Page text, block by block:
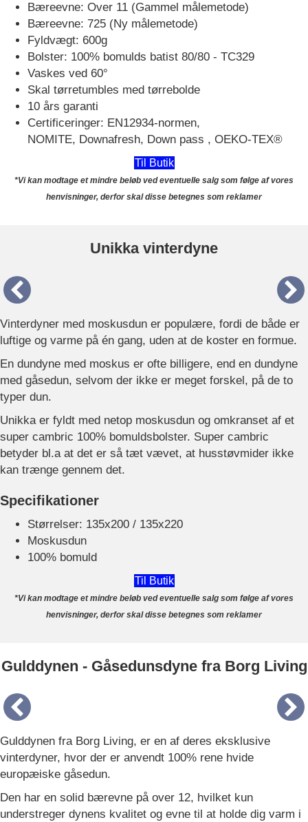
Bæreevne: Over 11 (Gammel målemetode)
Bæreevne: 725 (Ny målemetode)
Fyldvægt: 600g
Bolster: 100% bomulds batist 80/80 - TC329
Vaskes ved 60°
Skal tørretumbles med tørrebolde
10 års garanti
Certificeringer: EN12934-normen,
NOMITE, Downafresh, Down pass , OEKO-TEX®
Til Butik
*Vi kan modtage et mindre beløb ved eventuelle salg som følge af vores
henvisninger, derfor skal disse betegnes som reklamer
Unikka vinterdyne
Vinterdyner med moskusdun er populære, fordi de både er
luftige og varme på én gang, uden at de koster en formue.
En dundyne med moskus er ofte billigere, end en dundyne
med gåsedun, selvom der ikke er meget forskel, på de to
typer dun.
Unikka er fyldt med netop moskusdun og omkranset af et
super cambric 100% bomuldsbolster. Super cambric
betyder bl.a at det er så tæt vævet, at husstøvmider ikke
kan trænge gennem det.
Specifikationer
Størrelser: 135x200 / 135x220
Moskusdun
100% bomuld
Til Butik
*Vi kan modtage et mindre beløb ved eventuelle salg som følge af vores
henvisninger, derfor skal disse betegnes som reklamer
Gulddynen - Gåsedunsdyne fra Borg Living
Gulddynen fra Borg Living, er en af deres eksklusive
vinterdyner, hvor der er anvendt 100% rene hvide
europæiske gåsedun.
Den har en solid bærevne på over 12, hvilket kun
understreger dynens kvalitet og evne til at holde dig varm i